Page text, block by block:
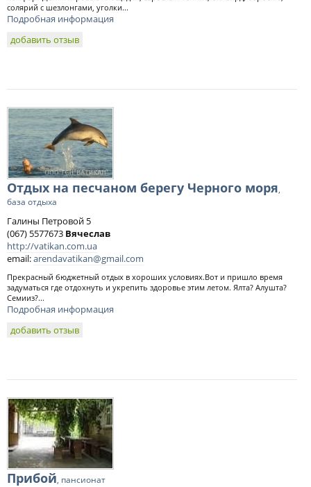
солярий с шезлонгами, уголки...
Подробная информация
добавить отзыв
Отдых на песчаном берегу Черного моря,
база отдыха
Галины Петровой 5
(067) 5577673 Вячеслав
http://vatikan.com.ua
email:arendavatikan@gmail.com
Прекрасный бюджетный отдых в хороших условиях.Вот и пришло время
задуматься где отдохнуть и укрепить здоровье этим летом. Ялта? Алушта?
Семииз?...
Подробная информация
добавить отзыв
Прибой, пансионат